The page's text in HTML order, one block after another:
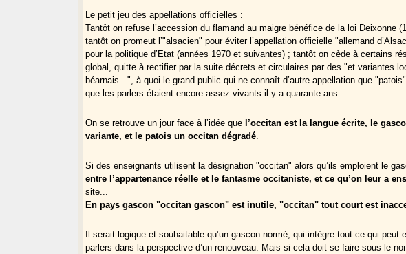
Le petit jeu des appellations officielles :
Tantôt on refuse l’accession du flamand au maigre bénéfice de la loi Deixonne
tantôt on promeut l’"alsacien" pour éviter l’appellation officielle "allemand
pour la politique d’Etat (années 1970 et suivantes) ; tantôt on cède à certains
global, quitte à rectifier par la suite décrets et circulaires par des "et variantes
béarnais...", à quoi le grand public qui ne connaît d’autre appellation que "patois"
que les parlers étaient encore assez vivants il y a quarante ans.
On se retrouve un jour face à l’idée quel’occitan est la langue écrite, le
variante, et le patois un occitan dégradé
Si des enseignants utilisent la désignation "occitan" alors qu’ils emploient le
entre l’appartenance réelle et le fantasme occitaniste, et ce qu’on leur a
site...
En pays gascon "occitan gascon" est inutile, "occitan" tout court est
Il serait logique et souhaitable qu’un gascon normé, qui intègre tout ce qui peut
parlers dans la perspective d’un renouveau. Mais si cela doit se faire sous le